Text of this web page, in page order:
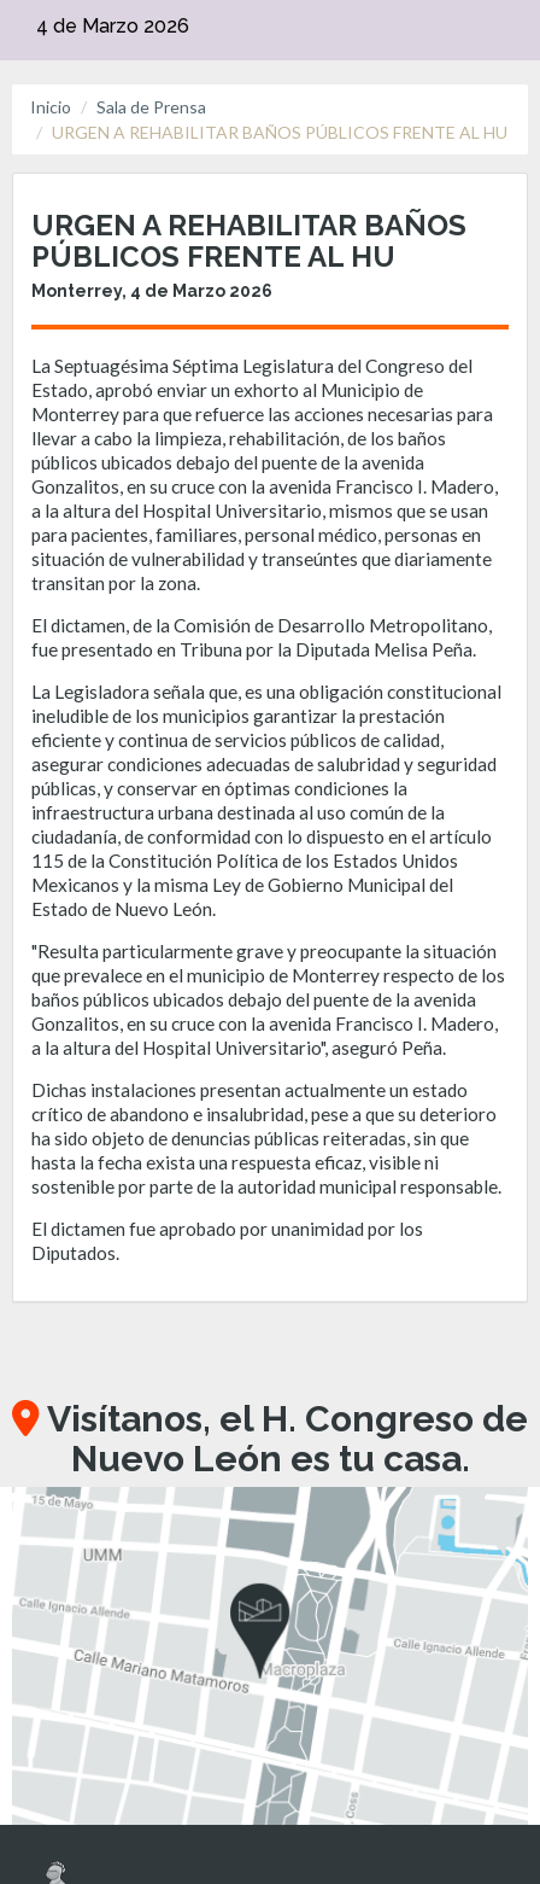
4 de Marzo 2026
Inicio
Sala de Prensa
URGEN A REHABILITAR BAÑOS PÚBLICOS FRENTE AL HU
URGEN A REHABILITAR BAÑOS
PÚBLICOS FRENTE AL HU
Monterrey, 4 de Marzo 2026
La Septuagésima Séptima Legislatura del Congreso del
Estado, aprobó enviar un exhorto al Municipio de
Monterrey para que refuerce las acciones necesarias para
llevar a cabo la limpieza, rehabilitación, de los baños
públicos ubicados debajo del puente de la avenida
Gonzalitos, en su cruce con la avenida Francisco I. Madero,
a la altura del Hospital Universitario, mismos que se usan
para pacientes, familiares, personal médico, personas en
situación de vulnerabilidad y transeúntes que diariamente
transitan por la zona.
El dictamen, de la Comisión de Desarrollo Metropolitano,
fue presentado en Tribuna por la Diputada Melisa Peña.
La Legisladora señala que, es una obligación constitucional
ineludible de los municipios garantizar la prestación
eficiente y continua de servicios públicos de calidad,
asegurar condiciones adecuadas de salubridad y seguridad
públicas, y conservar en óptimas condiciones la
infraestructura urbana destinada al uso común de la
ciudadanía, de conformidad con lo dispuesto en el artículo
115 de la Constitución Política de los Estados Unidos
Mexicanos y la misma Ley de Gobierno Municipal del
Estado de Nuevo León.
"Resulta particularmente grave y preocupante la situación
que prevalece en el municipio de Monterrey respecto de los
baños públicos ubicados debajo del puente de la avenida
Gonzalitos, en su cruce con la avenida Francisco I. Madero,
a la altura del Hospital Universitario", aseguró Peña.
Dichas instalaciones presentan actualmente un estado
crítico de abandono e insalubridad, pese a que su deterioro
ha sido objeto de denuncias públicas reiteradas, sin que
hasta la fecha exista una respuesta eficaz, visible ni
sostenible por parte de la autoridad municipal responsable.
El dictamen fue aprobado por unanimidad por los
Diputados.
Visítanos, el H. Congreso de
Nuevo León es tu casa.